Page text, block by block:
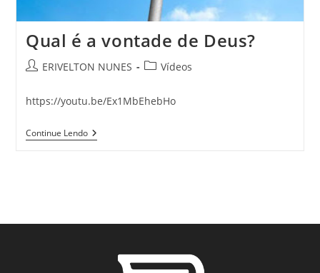
Qual é a vontade de Deus?
ERIVELTON NUNES Vídeos
https://youtu.be/Ex1MbEhebHo
Continue Lendo